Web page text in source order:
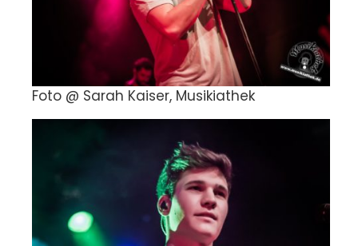
Foto @ Sarah Kaiser, Musikiathek